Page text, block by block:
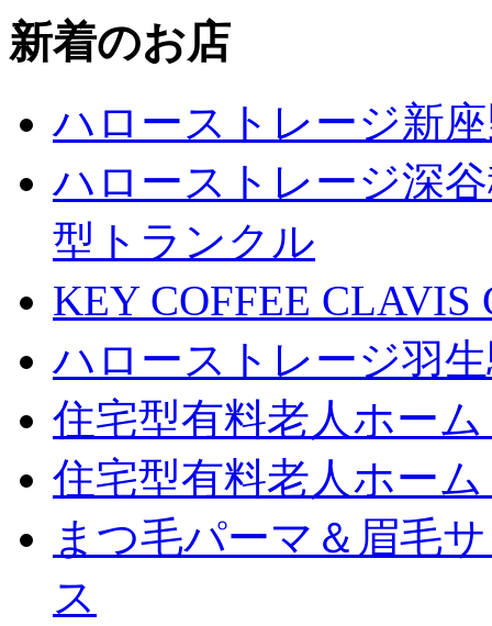
新着のお店
ハローストレージ新
ハローストレージ深
型トランクル
KEY COFFEE
ハローストレージ羽
住宅型有料老人ホー
住宅型有料老人ホー
まつ毛パーマ＆眉毛
ス